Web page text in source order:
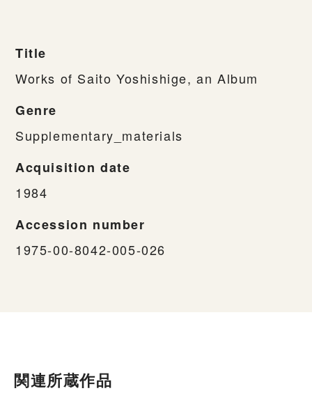
Title
Works of Saito Yoshishige, an Album
Genre
Supplementary_materials
Acquisition date
1984
Accession number
1975-00-8042-005-026
関連所蔵作品